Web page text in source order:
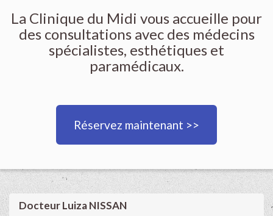
La Clinique du Midi vous accueille pour
des consultations avec des médecins
spécialistes, esthétiques et
paramédicaux.
Réservez maintenant >>
Docteur Luiza NISSAN